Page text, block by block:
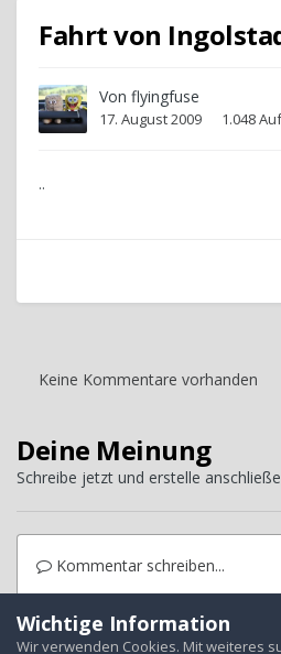
Fahrt von
Von flyingfuse
17. August 2009 1.048
..
Keine Kommentare vorhanden
Deine Meinung
Schreibe jetzt und erstelle
Kommentar schreiben...
Startseite Galerie Treffen
Wichtige Information
Wir verwenden Cookies. Mit weiteres